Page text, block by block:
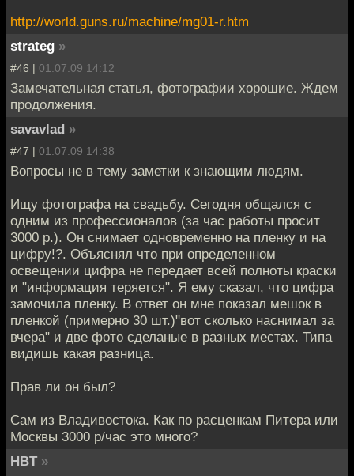
http://world.guns.ru/machine/mg01-r.htm
strateg »
#46 | 01.07.09 14:12
Замечательная статья, фотографии хорошие. Ждем
продолжения.
savavlad »
#47 | 01.07.09 14:38
Вопросы не в тему заметки к знающим людям.
Ищу фотографа на свадьбу. Сегодня общался с
одним из профессионалов (за час работы просит
3000 р.). Он снимает одновременно на пленку и на
цифру!?. Объяснял что при определенном
освещении цифра не передает всей полноты краски
и "информация теряется". Я ему сказал, что цифра
замочила пленку. В ответ он мне показал мешок в
пленкой (примерно 30 шт.)"вот сколько наснимал за
вчера" и две фото сделаные в разных местах. Типа
видишь какая разница.
Прав ли он был?
Сам из Владивостока. Как по расценкам Питера или
Москвы 3000 р/час это много?
HBT »